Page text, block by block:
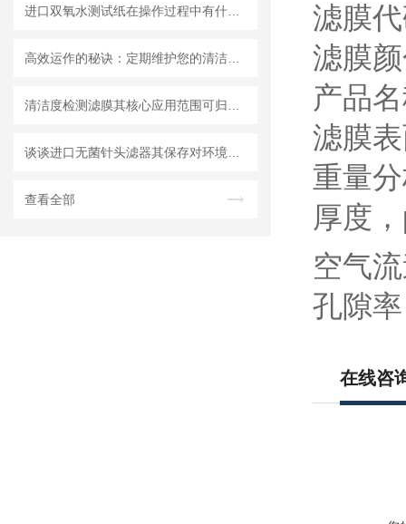
查看全部
滤膜
滤膜
产品
滤膜
重量
厚度
空气
孔隙
在线咨